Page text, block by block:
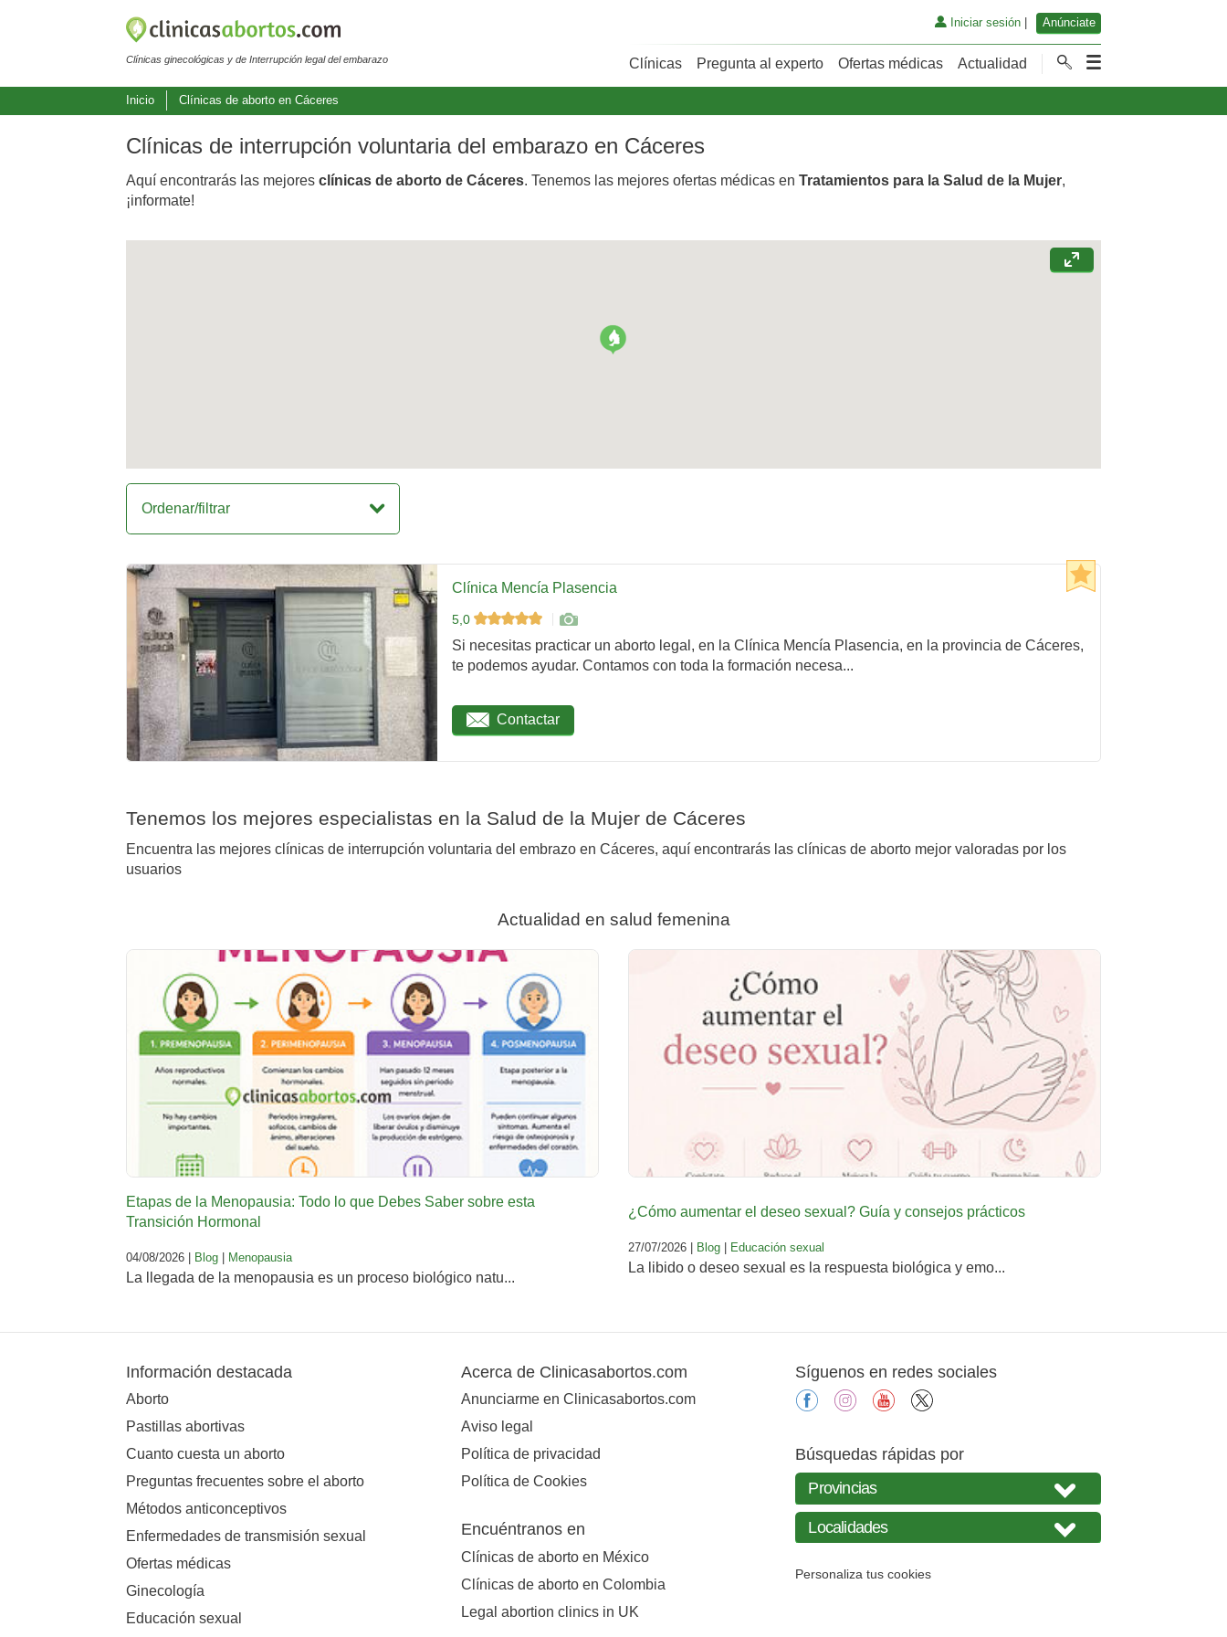
Clínicas ginecológicas y de Interrupción legal del embarazo
Iniciar sesión| Anúnciate
Clínicas Pregunta al experto Ofertas médicas Actualidad
Inicio Clínicas de aborto en Cáceres
Clínicas de interrupción voluntaria del embarazo en Cáceres
Aquí encontrarás las mejores clínicas de aborto de Cáceres. Tenemos las mejores ofertas médicas en Tratamientos para la Salud de la Mujer,
¡informate!
Ordenar/filtrar
Clínica Mencía Plasencia
5,0
Si necesitas practicar un aborto legal, en la Clínica Mencía Plasencia, en la provincia de Cáceres,
te podemos ayudar. Contamos con toda la formación necesa...
Contactar
Tenemos los mejores especialistas en la Salud de la Mujer de Cáceres
Encuentra las mejores clínicas de interrupción voluntaria del embrazo en Cáceres, aquí encontrarás las clínicas de aborto mejor valoradas por los
usuarios
Actualidad en salud femenina
Etapas de la Menopausia: Todo lo que Debes Saber sobre esta
Transición Hormonal
04/08/2026 | Blog | Menopausia
La llegada de la menopausia es un proceso biológico natu...
¿Cómo aumentar el deseo sexual? Guía y consejos prácticos
27/07/2026 | Blog | Educación sexual
La libido o deseo sexual es la respuesta biológica y emo...
Información destacada
Aborto
Pastillas abortivas
Cuanto cuesta un aborto
Preguntas frecuentes sobre el aborto
Métodos anticonceptivos
Enfermedades de transmisión sexual
Ofertas médicas
Ginecología
Educación sexual
Acerca de Clinicasabortos.com
Anunciarme en Clinicasabortos.com
Aviso legal
Política de privacidad
Política de Cookies
Encuéntranos en
Clínicas de aborto en México
Clínicas de aborto en Colombia
Legal abortion clinics in UK
Síguenos en redes sociales
facebookinstagramyoutube
Búsquedas rápidas por
Personaliza tus cookies